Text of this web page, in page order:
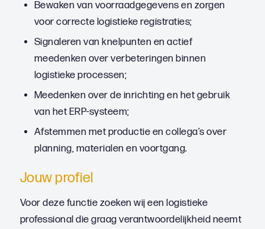
Bewaken van voorraadgegevens en zorgen
voor correcte logistieke registraties;
Signaleren van knelpunten en actief
meedenken over verbeteringen binnen
logistieke processen;
Meedenken over de inrichting en het gebruik
van het ERP-systeem;
Afstemmen met productie en collega’s over
planning, materialen en voortgang.
Jouw profiel
Voor deze functie zoeken wij een logistieke
professional die graag verantwoordelijkheid neemt